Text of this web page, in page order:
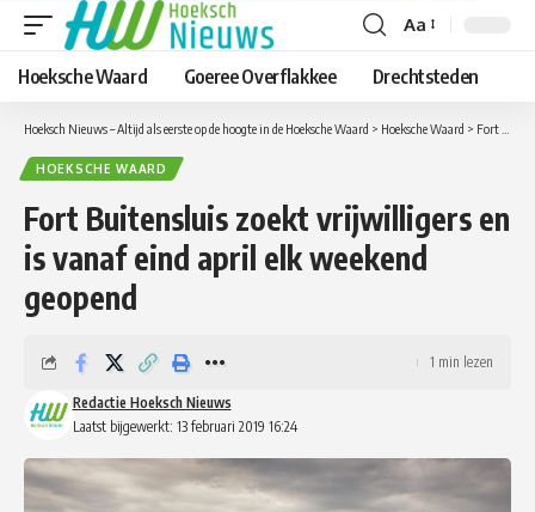
Lettergrootte
aanpassen
Aa
Hoeksche Waard Goeree Overflakkee Drechtsteden
Hoeksch Nieuws – Altijd als eerste op de hoogte in de Hoeksche Waard > Hoeksche Waard > Fort Buitensluis zoekt vrijwilligers en is vanaf eind april elk weekend geopend
HOEKSCHE WAARD
Fort Buitensluis zoekt vrijwilligers en
is vanaf eind april elk weekend
geopend
Laatst bijgewerkt: 13 februari 2019 16:24
Redactie Hoeksch Nieuws
1 min lezen